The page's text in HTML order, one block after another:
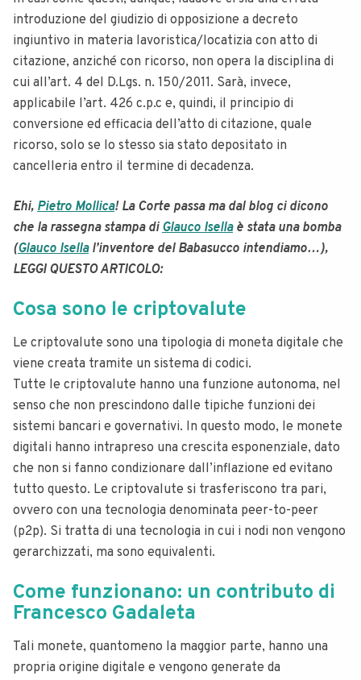
introduzione del giudizio di opposizione a decreto
ingiuntivo in materia lavoristica/locatizia con atto di
citazione, anziché con ricorso, non opera la disciplina di
cui all’art. 4 del D.Lgs. n. 150/2011. Sarà, invece,
applicabile l’art. 426 c.p.c e, quindi, il principio di
conversione ed efficacia dell’atto di citazione, quale
ricorso, solo se lo stesso sia stato depositato in
cancelleria entro il termine di decadenza.
Ehi, Pietro Mollica! La Corte passa ma dal blog ci dicono
che la rassegna stampa diGlauco Isellaè stata una bomba
(Glauco Isellal’inventore del Babasucco intendiamo…),
LEGGI QUESTO ARTICOLO:
Cosa sono le criptovalute
Le criptovalute sono una tipologia di moneta digitale che
viene creata tramite un sistema di codici.
Tutte le criptovalute hanno una funzione autonoma, nel
senso che non prescindono dalle tipiche funzioni dei
sistemi bancari e governativi. In questo modo, le monete
digitali hanno intrapreso una crescita esponenziale, dato
che non si fanno condizionare dall’inflazione ed evitano
tutto questo. Le criptovalute si trasferiscono tra pari,
ovvero con una tecnologia denominata peer-to-peer
(p2p). Si tratta di una tecnologia in cui i nodi non vengono
gerarchizzati, ma sono equivalenti.
Come funzionano: un contributo di
Francesco Gadaleta
Tali monete, quantomeno la maggior parte, hanno una
propria origine digitale e vengono generate da